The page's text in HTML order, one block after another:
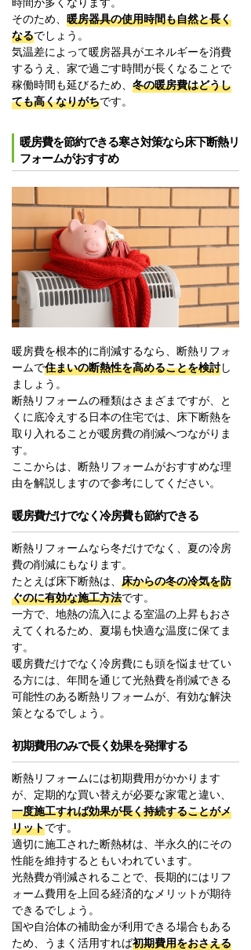
そのため、 暖房器具の使用時間も自然と長く
なるでしょう。
気温差によって暖房器具がエネルギーを消費
するうえ、家で過ごす時間が長くなることで
稼働時間も延びるため、 冬の暖房費はどうし
ても高くなりがちです。
暖房費を節約できる寒さ対策なら床下断熱リ
フォームがおすすめ
暖房費を根本的に削減するなら、断熱リフォ
ームで住まいの断熱性を高めることを検討し
ましょう。
断熱リフォームの種類はさまざまですが、と
くに底冷えする日本の住宅では、床下断熱を
取り入れることが暖房費の削減へつながりま
す。
ここからは、断熱リフォームがおすすめな理
由を解説しますので参考にしてください。
暖房費だけでなく冷房費も節約できる
断熱リフォームなら冬だけでなく、夏の冷房
費の削減にもなります。
たとえば床下断熱は、 床からの冬の冷気を防
ぐのに有効な施工方法です。
一方で、地熱の流入による室温の上昇もおさ
えてくれるため、夏場も快適な温度に保てま
す。
暖房費だけでなく冷房費にも頭を悩ませてい
る方には、年間を通じて光熱費を削減できる
可能性のある断熱リフォームが、有効な解決
策となるでしょう。
初期費用のみで長く効果を発揮する
断熱リフォームには初期費用がかかります
が、定期的な買い替えが必要な家電と違い、
一度施工すれば効果が長く持続することがメ
リットです。
適切に施工された断熱材は、半永久的にその
性能を維持するともいわれています。
光熱費が削減されることで、長期的にはリフ
ォーム費用を上回る経済的なメリットが期待
できるでしょう。
国や自治体の補助金が利用できる場合もある
ため、うまく活用すれば初期費用をおさえる